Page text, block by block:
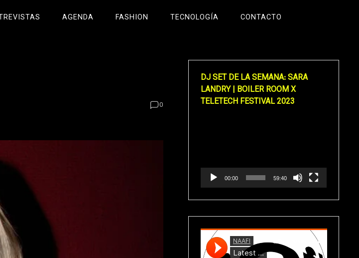
AGENDA FASHION TECNOLOGÍA CONTACTO
0
DJ SET DE LA SEMANA: SARA
LANDRY | BOILER ROOM X
TELETECH FESTIVAL 2023
00:00 59:40